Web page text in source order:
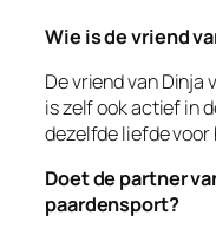
Wie is de vriend
De vriend van Dinja
is zelf ook actief in
dezelfde liefde
Doet de partner
paardensport?